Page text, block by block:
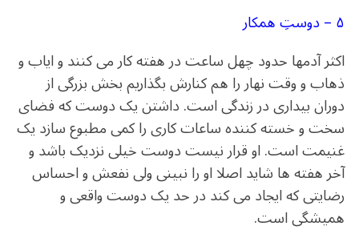
۵ – دوستِ همکار
اکثر آدمها حدود چهل ساعت در هفته کار می کنند و ایاب و
ذهاب و وقت نهار را هم کنارش بگذاریم بخش بزرگی از
دوران بیداری در زندگی است. داشتن یک دوست که فضای
سخت و خسته کننده ساعات کاری را کمی مطبوع سازد یک
غنیمت است. او قرار نیست دوست خیلی نزدیک باشد و
آخر هفته ها شاید اصلا او را نبینی ولی نفعش و احساس
رضایتی که ایجاد می کند در حد یک دوست واقعی و
همیشگی است.